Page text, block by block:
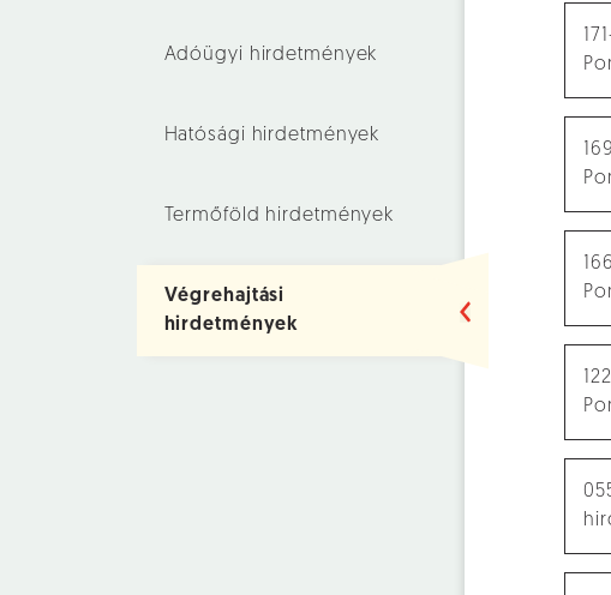
Adóügyi hirdetmények
Hatósági hirdetmények
Termőföld hirdetmények
Végrehajtási
hirdetmények